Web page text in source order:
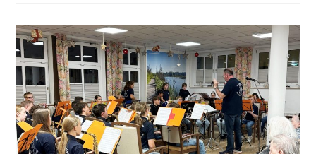
Betreuung
Und
Pflege
Am
Deutenberg